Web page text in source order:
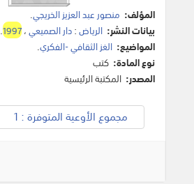
المؤلف: منصور عبد العزيز الخريجي.
بيانات النشر: الرياض:دار الصميعي،1997
.
المواضيع: الغز الثقافي -الفكري.
نوع المادة: كتب
المصدر: المكتبة الرئيسية
مجموع الأوعية المتوفرة : 1